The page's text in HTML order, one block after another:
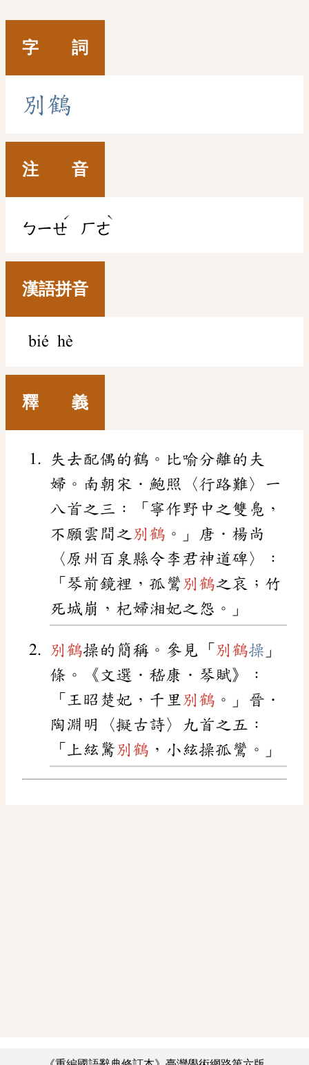
字 詞
別鶴
注 音
ㄅㄧㄝ
ˊ
ㄏㄜ
ˋ
漢語拼音
bié hè
釋 義
失去配偶的鶴。比喻分離的夫
婦。南朝宋．鮑照〈行路難〉一
八首之三：「寧作野中之雙鳧，
不願雲間之別鶴 。」唐．楊尚
〈原州百泉縣令李君神道碑〉：
「琴前鏡裡，孤鸞 別鶴之哀；竹
死城崩，杞婦湘妃之怨。」
別鶴操的簡稱。參見「 別鶴操 」
條。《文選．嵇康．琴賦》：
「王昭楚妃，千里 別鶴 。」晉．
陶淵明〈擬古詩〉九首之五：
「上絃驚 別鶴 ，小絃操孤鸞。」